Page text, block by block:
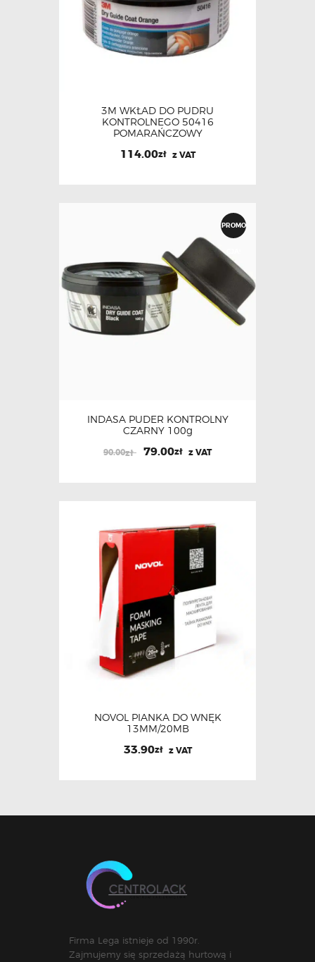
3M WKŁAD DO PUDRU
KONTROLNEGO 50416
POMARAŃCZOWY
114.00zł z VAT
PROMO
INDASA PUDER KONTROLNY
CZARNY 100g
90.00zł 79.00zł z VAT
NOVOL PIANKA DO WNĘK
13MM/20MB
33.90zł z VAT
Firma Lega istnieje od 1990r.
Zajmujemy się sprzedażą hurtową i